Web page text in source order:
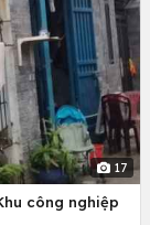
17
công nghiệp